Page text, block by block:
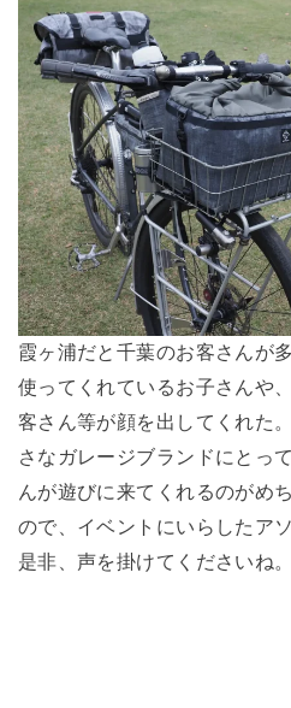
霞ヶ浦だと千葉のお客さんが
使ってくれているお子さんや
客さん等が顔を出してくれた
さなガレージブランドにとっ
んが遊びに来てくれるのがめ
ので、イベントにいらしたア
是非、声を掛けてくださいね